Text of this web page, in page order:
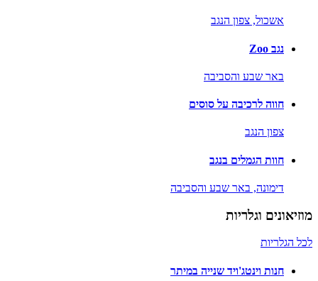
אשכול, צפון הנגב
נגב Zoo
באר שבע והסביבה
חווה לרכיבה על סוסים
צפון הנגב
חוות הגמלים בנגב
דימונה, באר שבע והסביבה
מוזיאונים וגלריות
לכל הגלריות
חנות וינטג'ויד שנייה במיתר